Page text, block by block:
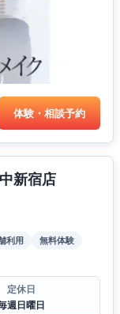
体験・相談予約
新宿店
利用
無料体験
定休日
週日曜日